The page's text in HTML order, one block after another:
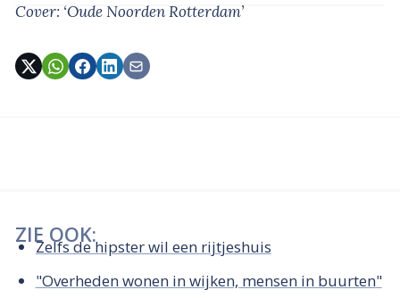
Cover: ‘Oude Noorden Rotterdam’
ZIE OOK:
Zelfs de hipster wil een rijtjeshuis
"Overheden wonen in wijken, mensen in buurten"